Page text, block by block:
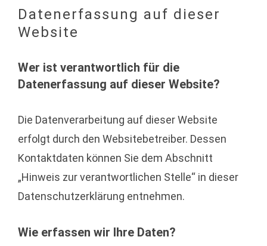
Datenerfassung auf dieser
Website
Wer ist verantwortlich für die
Datenerfassung auf dieser Website?
Die Datenverarbeitung auf dieser Website
erfolgt durch den Websitebetreiber. Dessen
Kontaktdaten können Sie dem Abschnitt
„Hinweis zur verantwortlichen Stelle“ in dieser
Datenschutzerklärung entnehmen.
Wie erfassen wir Ihre Daten?